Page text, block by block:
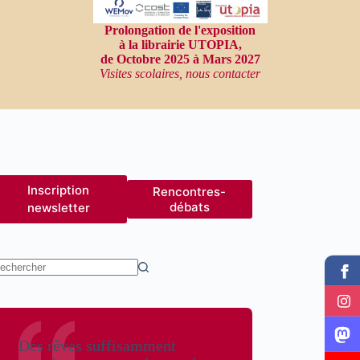
Prolongation de l'exposition
à la librairie UTOPIA,
de Octobre 2025 à Mars 2027
Visites scolaires, nous contacter
Inscription
newsletter
Rencontres-
débats
Des rêves suffisamment